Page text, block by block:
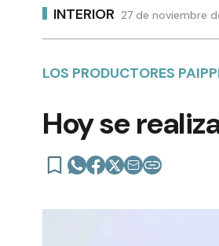
INTERIOR 27 de noviembre
LOS PRODUCTORES
Hoy se